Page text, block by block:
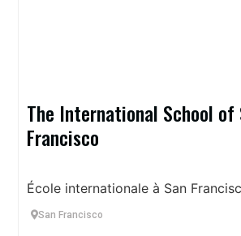
The International School of
Francisco
École internationale à San
San Francisco